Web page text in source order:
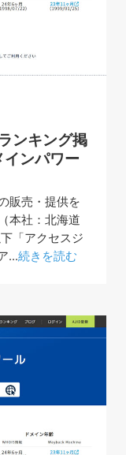
ンキング掲
ンパワー
販売・提供を
本社：北海道
「アクセスジ
...続きを読む